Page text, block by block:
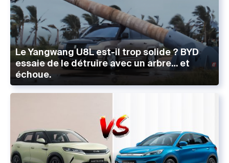
Le Yangwang U8L est-il trop solide ? BYD
essaie de le détruire avec un arbre… et
échoue.